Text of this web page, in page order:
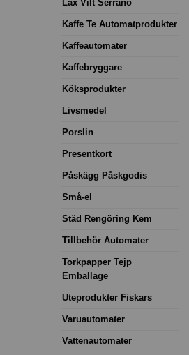
Lax Vilt Serrano
Kaffe Te Automatprodukter
Kaffeautomater
Kaffebryggare
Köksprodukter
Livsmedel
Porslin
Presentkort
Påskägg Påskgodis
Små-el
Städ Rengöring Kem
Tillbehör Automater
Torkpapper Tejp
Emballage
Uteprodukter Fiskars
Varuautomater
Vattenautomater